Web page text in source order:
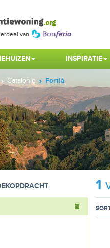
INSPIRATIE
Catalonië Fortià
1